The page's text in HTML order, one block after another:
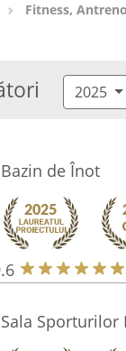
Fitness,
2025
Bazin de Înot
Sala Sporturilor